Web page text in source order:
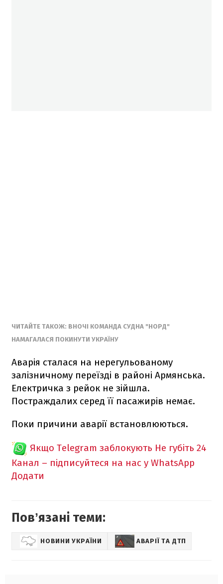
ЧИТАЙТЕ ТАКОЖ: ВНОЧІ КОМАНДА СУДНА "НОРД"
НАМАГАЛАСЯ ПОКИНУТИ УКРАЇНУ
Аварія сталася на нерегульованому
залізничному переїзді в районі Армянська.
Електричка з рейок не зійшла.
Постраждалих серед її пасажирів немає.
Поки причини аварії встановлюються.
Якщо Telegram заблокують Не губіть 24
Канал – підписуйтеся на нас у WhatsApp
Додати
Повʼязані теми:
НОВИНИ УКРАЇНИ АВАРІЇ ТА ДТП